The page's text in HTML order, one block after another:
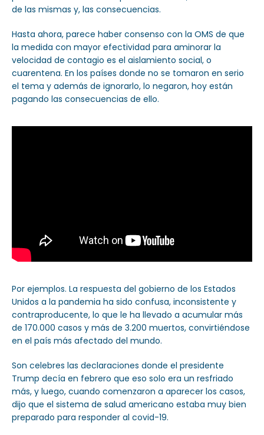
de las mismas y, las consecuencias.
Hasta ahora, parece haber consenso con la OMS de que
la medida con mayor efectividad para aminorar la
velocidad de contagio es el aislamiento social, o
cuarentena. En los países donde no se tomaron en serio
el tema y además de ignorarlo, lo negaron, hoy están
pagando las consecuencias de ello.
Por ejemplos. La respuesta del gobierno de los Estados
Unidos a la pandemia ha sido confusa, inconsistente y
contraproducente, lo que le ha llevado a acumular más
de 170.000 casos y más de 3.200 muertos, convirtiéndose
en el país más afectado del mundo.
Son celebres las declaraciones donde el presidente
Trump decía en febrero que eso solo era un resfriado
más, y luego, cuando comenzaron a aparecer los casos,
dijo que el sistema de salud americano estaba muy bien
preparado para responder al covid-19.